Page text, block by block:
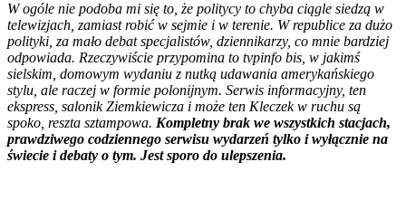
W ogóle nie podoba mi się to, że politycy to chyba ciągle siedzą w
telewizjach, zamiast robić w sejmie i w terenie. W republice za dużo
polityki, za mało debat specjalistów, dziennikarzy, co mnie bardziej
odpowiada. Rzeczywiście przypomina to tvpinfo bis, w jakimś
sielskim, domowym wydaniu z nutką udawania amerykańskiego
stylu, ale raczej w formie polonijnym. Serwis informacyjny, ten
ekspress, salonik Ziemkiewicza i może ten Kleczek w ruchu są
spoko, reszta sztampowa. Kompletny brak we wszystkich stacjach,
prawdziwego codziennego serwisu wydarzeń tylko i wyłącznie na
świecie i debaty o tym. Jest sporo do ulepszenia.